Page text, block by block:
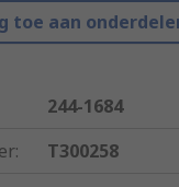
toe aan
244-1684
:
T300258